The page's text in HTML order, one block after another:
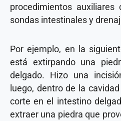
procedimientos
sondas intestinales y
Por ejemplo, en la
está extirpando una
delgado. Hizo una
luego, dentro de la
corte en el intestino
extraer una piedra que